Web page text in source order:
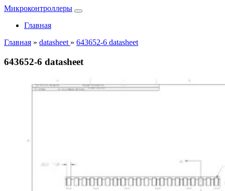
Микроконтроллеры
Главная
Главная » datasheet » 643652-6 datasheet
643652-6 datasheet